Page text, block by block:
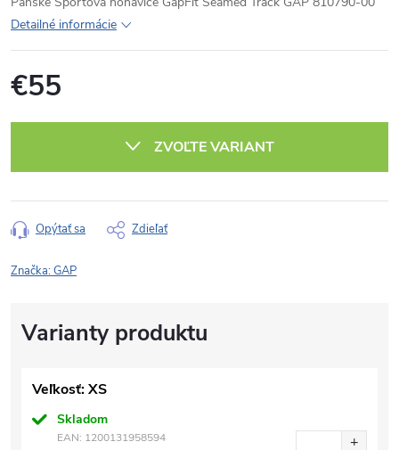
Detailné informácie
€55
ZVOĽTE VARIANT
Opýtať sa Zdieľať
Značka:GAP
Veľkosť: XS
Skladom
EAN: 1200131958594